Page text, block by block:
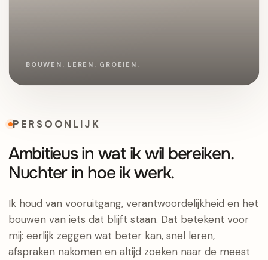
PERSOONLIJK
Ambitieus in wat ik wil bereiken.
Nuchter in hoe ik werk.
Ik houd van vooruitgang, verantwoordelijkheid en het
bouwen van iets dat blijft staan. Dat betekent voor
mij: eerlijk zeggen wat beter kan, snel leren,
afspraken nakomen en altijd zoeken naar de meest